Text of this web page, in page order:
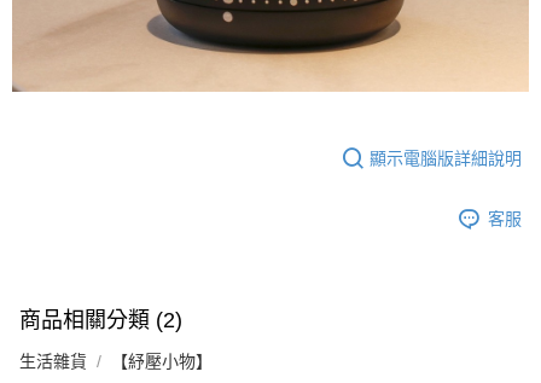
https://aftee.tw/terms/#terms3
３．未成年的使用者請事先徵得法定代理人或監護人之同意方可使用
「AFTEE先享後付」，若未經同意申辦者引起之損失，本公司不負相關責
５．嚴禁一人註冊多個帳號或使用他人資訊註冊。若發現惡意使用之情形，
顯示電腦版詳細說明
客服
商品相關分類 (2)
生活雜貨 【紓壓小物】